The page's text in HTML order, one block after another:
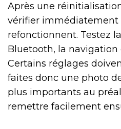
Après une
vérifier immédiatement
refonctionnent. Testez
Bluetooth, la navigation
Certains réglages
faites donc une photo
plus importants au
remettre facilement